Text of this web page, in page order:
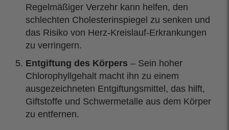
Regelmäßiger Verzehr kann helfen, den
schlechten Cholesterinspiegel zu senken und
das Risiko von Herz-Kreislauf-Erkrankungen
zu verringern.
Entgiftung des Körpers – Sein hoher
Chlorophyllgehalt macht ihn zu einem
ausgezeichneten Entgiftungsmittel, das hilft,
Giftstoffe und Schwermetalle aus dem Körper
zu entfernen.